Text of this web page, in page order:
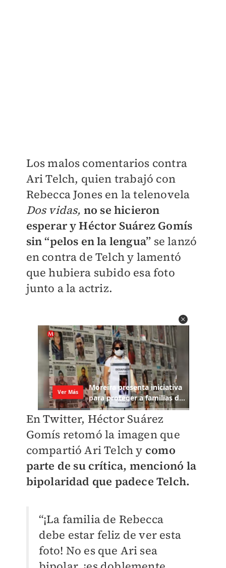
Los malos comentarios contra
Ari Telch, quien trabajó con
Rebecca Jones en la telenovela
Dos vidas, no se hicieron
esperar y Héctor Suárez Gomís
sin “pelos en la lengua” se lanzó
en contra de Telch y lamentó
que hubiera subido esa foto
junto a la actriz.
En Twitter, Héctor Suárez
Gomís retomó la imagen que
compartió Ari Telch y como
parte de su crítica, mencionó la
bipolaridad que padece Telch.
“¡La familia de Rebecca
debe estar feliz de ver esta
foto! No es que Ari sea